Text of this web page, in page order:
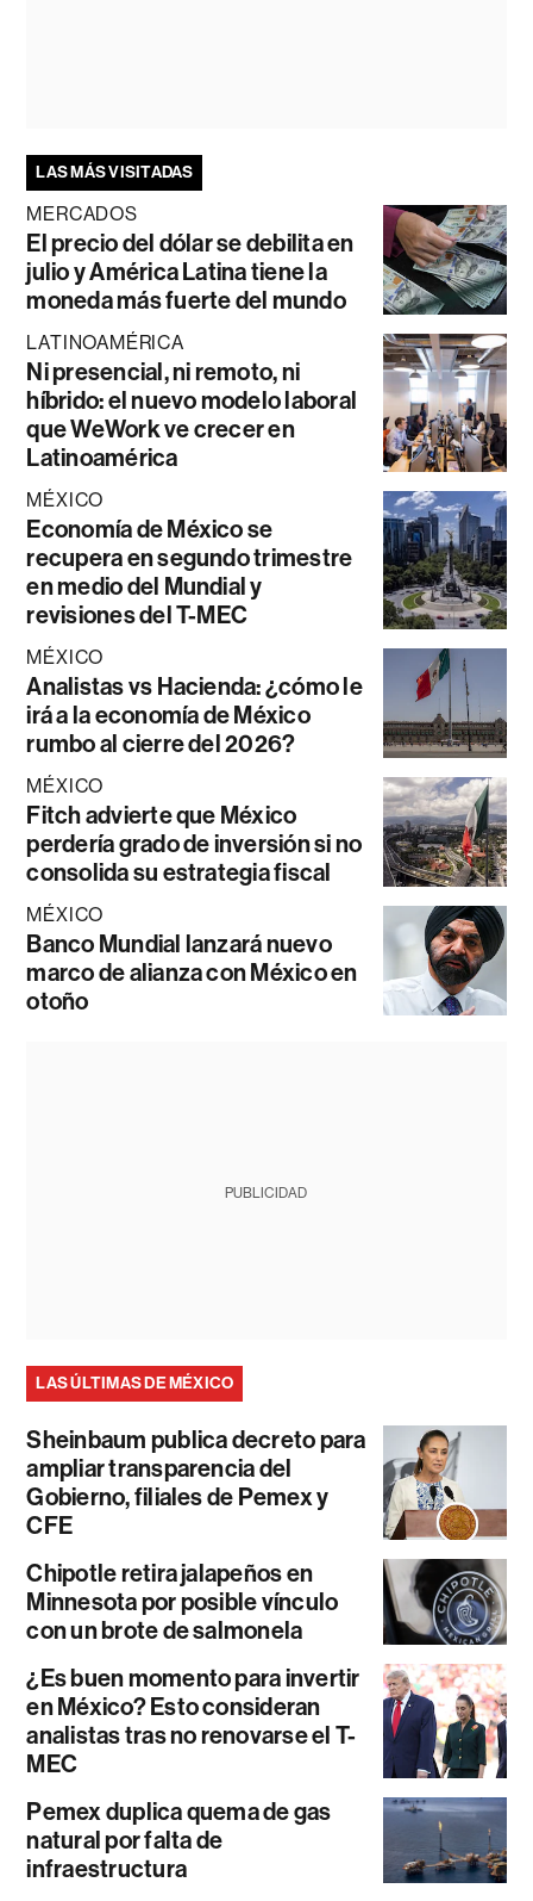
LAS MÁS VISITADAS
MERCADOS
El precio del dólar se debilita en
julio y América Latina tiene la
moneda más fuerte del mundo
LATINOAMÉRICA
Ni presencial, ni remoto, ni
híbrido: el nuevo modelo laboral
que WeWork ve crecer en
Latinoamérica
MÉXICO
Economía de México se
recupera en segundo trimestre
en medio del Mundial y
revisiones del T-MEC
MÉXICO
Analistas vs Hacienda: ¿cómo le
irá a la economía de México
rumbo al cierre del 2026?
MÉXICO
Fitch advierte que México
perdería grado de inversión si no
consolida su estrategia fiscal
MÉXICO
Banco Mundial lanzará nuevo
marco de alianza con México en
otoño
PUBLICIDAD
LAS ÚLTIMAS DE MÉXICO
Sheinbaum publica decreto para
ampliar transparencia del
Gobierno, filiales de Pemex y
CFE
Chipotle retira jalapeños en
Minnesota por posible vínculo
con un brote de salmonela
¿Es buen momento para invertir
en México? Esto consideran
analistas tras no renovarse el T-
MEC
Pemex duplica quema de gas
natural por falta de
infraestructura